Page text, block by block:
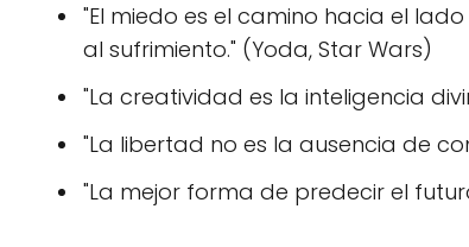
"El miedo es el camino hacia el
al sufrimiento." (Yoda, Star Wars)
"La creatividad es la inteligencia
"La libertad no es la ausencia de
"La mejor forma de predecir el